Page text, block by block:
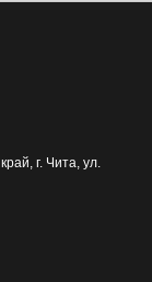
г. Чита, ул.